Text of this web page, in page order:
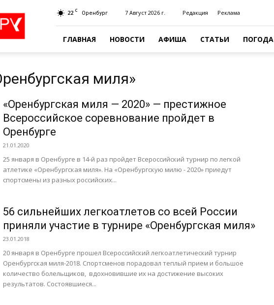
22 C Оренбург 7 Август 2026 г. Редакция Реклама
ГЛАВНАЯ НОВОСТИ АФИША СТАТЬИ ПОГОДА
миля»
«Оренбургская миля — 2020» — престижное
Всероссийское соревнование пройдет в
Оренбурге
21.01.2020
25 января в Оренбурге в 14-й раз пройдет Всероссийский турнир по легкой
атлетике «Оренбургская миля». На «Оренбургскую милю - 2020» приедут
спортсмены из разных российских...
56 сильнейших легкоатлетов со всей России
приняли участие в турнире «Оренбургская миля»
23.01.2018
20 января в Оренбурге прошел Всероссийский легкоатлетический турнир
Оренбургская миля-2018. Спортсменов порадовал теплый прием и большое
количество болельщиков, вдохновившие их на достижение высоких
результатов. Состоявшиеся...